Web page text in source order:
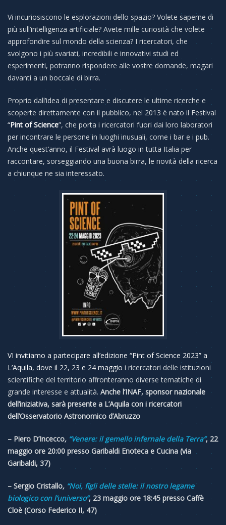
Vi incuriosiscono le esplorazioni dello spazio? Volete saperne di
più sull’intelligenza artificiale? Avete mille curiosità che volete
approfondire sul mondo della scienza? I ricercatori, che
svolgono i più svariati, incredibili e innovativi studi ed
esperimenti, potranno rispondere alle vostre domande, magari
davanti a un boccale di birra.
Proprio dall’idea di presentare e discutere le ultime ricerche e
scoperte direttamente con il pubblico, nel 2013 è nato il Festival
“Pint of Science”, che porta i ricercatori fuori dai loro laboratori
per incontrare le persone in luoghi inusuali, come i bar e i pub.
Anche quest’anno, il Festival avrà luogo in tutta Italia per
raccontare, sorseggiando una buona birra, le novità della ricerca
a chiunque ne sia interessato.
VI invitiamo a partecipare all’edizione “Pint of Science 2023” a
L’Aquila, dove il 22, 23 e 24 maggio i ricercatori delle istituzioni
scientifiche del territorio affronteranno diverse tematiche di
grande interesse e attualità. Anche l’INAF, sponsor nazionale
dell’iniziativa, sarà presente a L’Aquila con i ricercatori
dell’Osservatorio Astronomico d’Abruzzo
– Piero D’Incecco, “Venere: il gemello infernale della Terra”, 22
maggio ore 20:00 presso Garibaldi Enoteca e Cucina (via
Garibaldi, 37)
– Sergio Cristallo, “Noi, figli delle stelle: il nostro legame
biologico con l’universo”, 23 maggio ore 18:45 presso Caffè
Cloè (Corso Federico II, 47)